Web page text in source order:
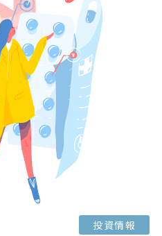
投資情報